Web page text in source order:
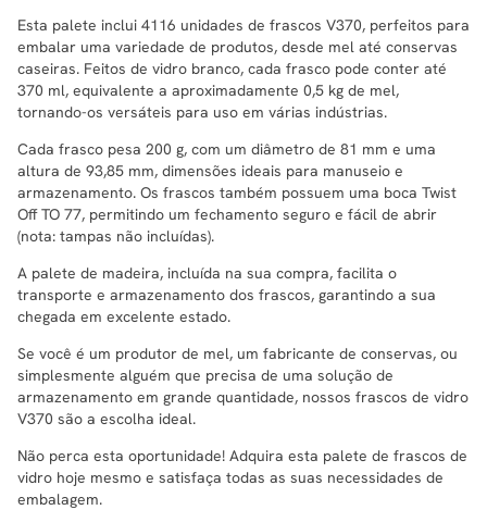
Esta palete inclui 4116 unidades de frascos V370, perfeitos para
embalar uma variedade de produtos, desde mel até conservas
caseiras. Feitos de vidro branco, cada frasco pode conter até
370 ml, equivalente a aproximadamente 0,5 kg de mel,
tornando-os versáteis para uso em várias indústrias.
Cada frasco pesa 200 g, com um diâmetro de 81 mm e uma
altura de 93,85 mm, dimensões ideais para manuseio e
armazenamento. Os frascos também possuem uma boca Twist
Off TO 77, permitindo um fechamento seguro e fácil de abrir
(nota: tampas não incluídas).
A palete de madeira, incluída na sua compra, facilita o
transporte e armazenamento dos frascos, garantindo a sua
chegada em excelente estado.
Se você é um produtor de mel, um fabricante de conservas, ou
simplesmente alguém que precisa de uma solução de
armazenamento em grande quantidade, nossos frascos de vidro
V370 são a escolha ideal.
Não perca esta oportunidade! Adquira esta palete de frascos de
vidro hoje mesmo e satisfaça todas as suas necessidades de
embalagem.